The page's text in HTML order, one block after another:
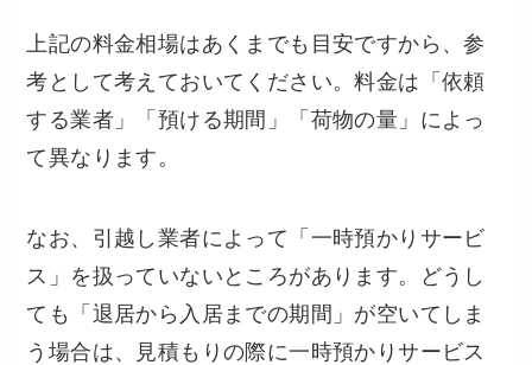
上記の料金相場はあくまでも目安ですから、参
考として考えておいてください。料金は「依頼
する業者」「預ける期間」「荷物の量」によっ
て異なります。
なお、引越し業者によって「一時預かりサービ
ス」を扱っていないところがあります。どうし
ても「退居から入居までの期間」が空いてしま
う場合は、見積もりの際に一時預かりサービス